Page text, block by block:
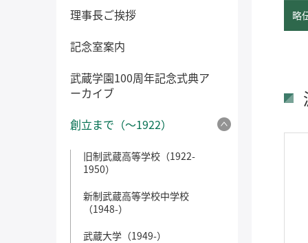
略
理事長ご挨拶
記念室案内
武蔵学園100周年記念式典ア
ーカイブ
創立まで（～1922）
旧制武蔵高等学校（1922-
1950）
新制武蔵高等学校中学校
（1948-）
武蔵大学（1949-）